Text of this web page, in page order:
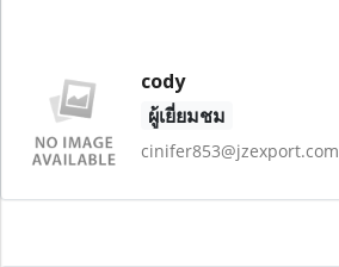
cody
ผู้เยี่ยมชม
cinifer853@jzexport.com